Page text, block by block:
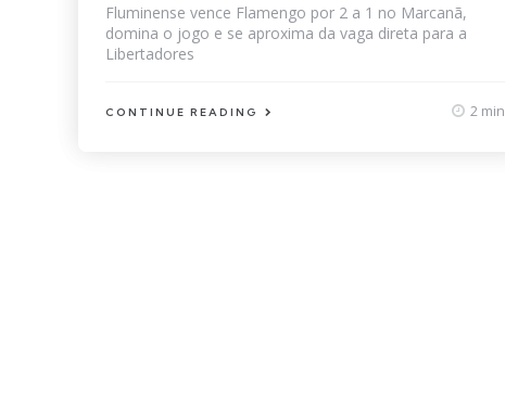
Fluminense vence Flamengo por 2 a 1 no Marcanã,
domina o jogo e se aproxima da vaga direta para a
Libertadores
CONTINUE READING 2 min